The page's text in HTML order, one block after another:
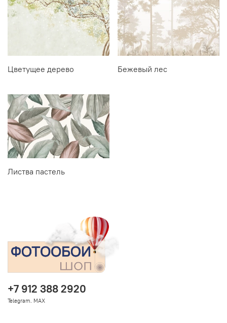
Цветущее дерево Бежевый лес
Листва пастель
+7 912 388 2920
Telegram. MAX